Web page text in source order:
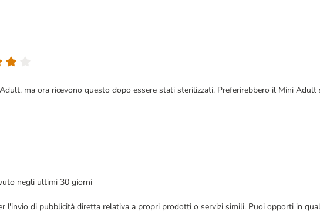
ma ora ricevono questo dopo essere stati sterilizzati. Preferirebbero il Mini
negli ultimi 30 giorni
di pubblicità diretta relativa a propri prodotti o servizi simili. Puoi opporti in